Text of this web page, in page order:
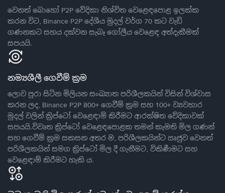
වෙනත් බොහෝ P2P වේදිකා නිශ්චිත වෙළෙඳපොළ ඉලක්ක
කරන විට, Binance P2P දේශීය මුදල් වර්ග 70 කට වැඩි
ගණනකට සහය දක්වන සැබෑ ගෝලීය වෙළෙඳ අත්දැකීමක්
සපයයි.
නම්‍යශීලී ගෙවීම් ක්‍රම
ලොව පුරා සිටින මිලියන සංඛ්‍යාත පරිශීලකයින් විසින් විශ්වාස
කරන ලද, Binance P2P 800+ ගෙවීම් ක්‍රම සහ 100+ ව්‍යවහාර
මුදල් වලින් ක්‍රිප්ටෝ වෙළෙඳාම් කිරීමට ආරක්ෂිත වේදිකාවක්
සපයයි.විවෘත ක්‍රිප්ටෝ වෙළෙඳපොළක තමන් කැමති මිල ගණන්
සහ ගෙවීම් ක්‍රම සකසන අතර ම, පරිශීලකයින්ට ඍජුව වෙනත්
පරිශීලකයින් සමග ක්‍රිප්ටෝ මිල දී ගැනීමට, විකිණීමට සහ
වෙළෙඳාම් කිරීමට හැකි ය.